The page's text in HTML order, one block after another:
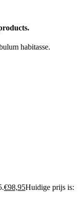
habitasse.
€98,95Huidige prijs is: